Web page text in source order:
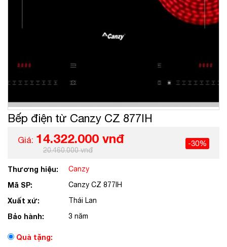
Bếp điện từ Canzy CZ 877IH
Giá: 14.322.000 vnđ
20.460.000 vnđ
-30%
Thương hiệu: Canzy
Mã SP: Canzy CZ 877IH
Xuất xứ: Thái Lan
Bảo hành: 3 năm
Quà tặng: